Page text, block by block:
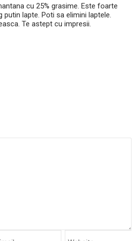
cu 25% grasime. Este foarte
putin lapte. Poti sa elimini laptele.
Te astept cu impresii.